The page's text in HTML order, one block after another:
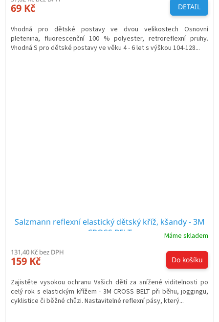
69 Kč DETAIL
Vhodná pro dětské postavy ve dvou velikostech Osnovní
pletenina, fluorescenční 100 % polyester, retroreflexní pruhy.
Vhodná S pro dětské postavy ve věku 4 - 6 let s výškou 104-128...
Salzmann reflexní elastický dětský kříž, kšandy - 3M
CROSS BELT
Máme skladem
131,40 Kč bez DPH
159 Kč Do košíku
Zajistěte vysokou ochranu Vašich dětí za snížené viditelnosti po
celý rok s elastickým křížem - 3M CROSS BELT při běhu, joggingu,
cyklistice či běžné chůzi. Nastavitelné reflexní pásy, který...